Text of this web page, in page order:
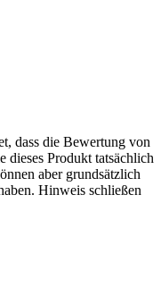
dass die Bewertung von
dieses Produkt tatsächlich
aber grundsätzlich
Hinweis schließen